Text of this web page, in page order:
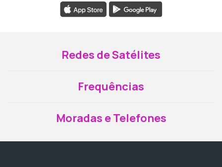
Redes de Satélites
Frequências
Moradas e Telefones